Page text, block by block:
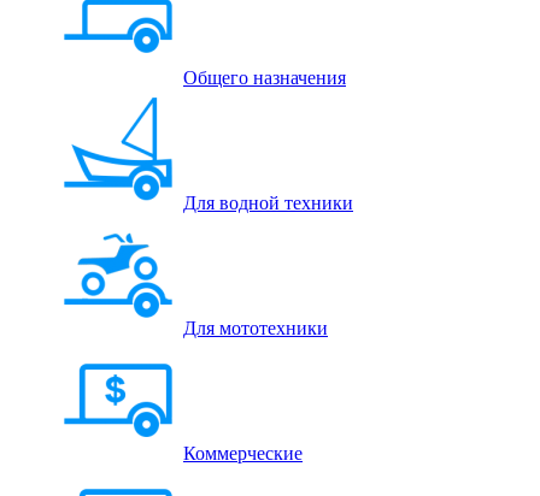
Общего назначения
Для водной техники
Для мототехники
Коммерческие